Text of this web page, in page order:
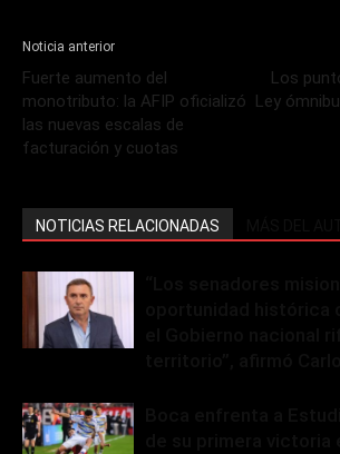
Noticia anterior
Fuerte aumento del
monotributo: la AFIP oficializó
las nuevas escalas de
facturación y cuotas
Los
Ley
NOTICIAS RELACIONADAS